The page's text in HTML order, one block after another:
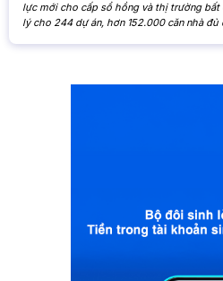
lực mới cho cấp sổ hồng và thị trường bất
lý cho 244 dự án, hơn 152.000 căn nhà